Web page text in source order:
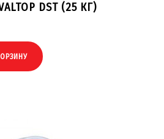
DST (25 КГ)